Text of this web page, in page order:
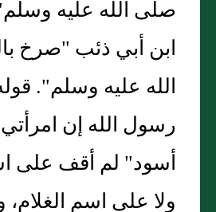
صلى الله عليه
ابن أبي ذئب "صرخ
الله عليه وسلم".
رسول الله إن
أسود" لم أقف على
ولا على اسم